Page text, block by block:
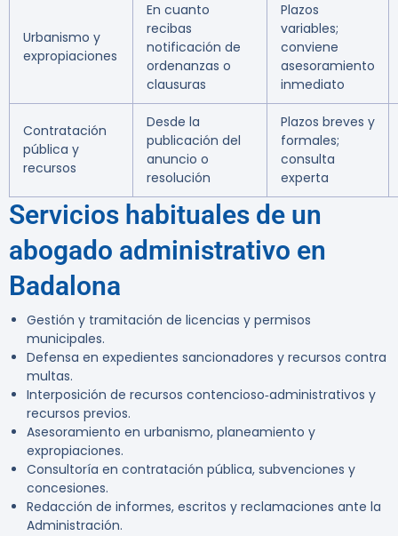
Urbanismo y
expropiaciones
En cuanto
recibas
notificación de
ordenanzas o
clausuras
Plazos
variables;
conviene
asesoramiento
inmediato
Contratación
pública y
recursos
Desde la
publicación del
anuncio o
resolución
Plazos breves y
formales;
consulta
experta
Servicios habituales de un
abogado administrativo en
Badalona
Gestión y tramitación de licencias y permisos
municipales.
Defensa en expedientes sancionadores y recursos contra
multas.
Interposición de recursos contencioso‑administrativos y
recursos previos.
Asesoramiento en urbanismo, planeamiento y
expropiaciones.
Consultoría en contratación pública, subvenciones y
concesiones.
Redacción de informes, escritos y reclamaciones ante la
Administración.